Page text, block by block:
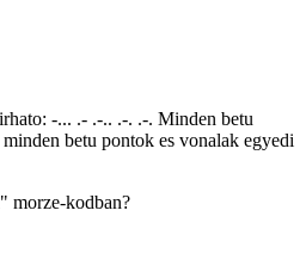
-... .- .-.. .-. .-. Minden betu
betu pontok es vonalak egyedi
morze-kodban?